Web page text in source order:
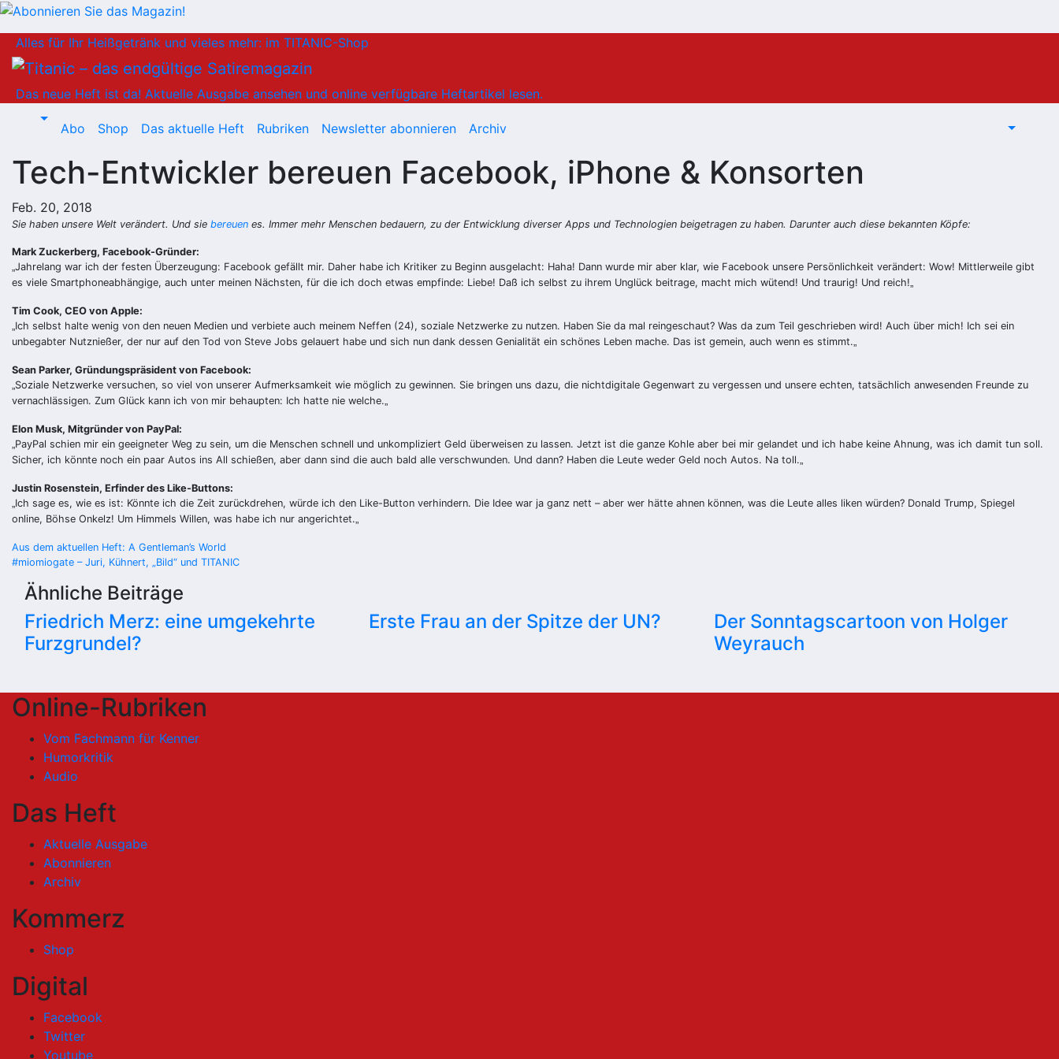
Inhalt
springen
Alles für Ihr Heißgetränk und vieles mehr: im TITANIC-Shop
Das neue Heft ist da! Aktuelle Ausgabe ansehen und online verfügbare Heftartikel lesen.
Abo Shop Das aktuelle Heft Rubriken Newsletter abonnieren Archiv
Tech-Entwickler bereuen Facebook, iPhone & Konsorten
Feb. 20, 2018
Sie haben unsere Welt verändert. Und sie bereuen es. Immer mehr Menschen bedauern, zu der Entwicklung diverser Apps und Technologien beigetragen zu haben. Darunter auch diese bekannten Köpfe:
Mark Zuckerberg, Facebook-Gründer:
„Jahrelang war ich der festen Überzeugung: Facebook gefällt mir. Daher habe ich Kritiker zu Beginn ausgelacht: Haha! Dann wurde mir aber klar, wie Facebook unsere Persönlichkeit verändert: Wow! Mittlerweile gibt
es viele Smartphoneabhängige, auch unter meinen Nächsten, für die ich doch etwas empfinde: Liebe! Daß ich selbst zu ihrem Unglück beitrage, macht mich wütend! Und traurig! Und reich!„
Tim Cook, CEO von Apple:
„Ich selbst halte wenig von den neuen Medien und verbiete auch meinem Neffen (24), soziale Netzwerke zu nutzen. Haben Sie da mal reingeschaut? Was da zum Teil geschrieben wird! Auch über mich! Ich sei ein
unbegabter Nutznießer, der nur auf den Tod von Steve Jobs gelauert habe und sich nun dank dessen Genialität ein schönes Leben mache. Das ist gemein, auch wenn es stimmt.„
Sean Parker, Gründungspräsident von Facebook:
„Soziale Netzwerke versuchen, so viel von unserer Aufmerksamkeit wie möglich zu gewinnen. Sie bringen uns dazu, die nichtdigitale Gegenwart zu vergessen und unsere echten, tatsächlich anwesenden Freunde zu
vernachlässigen. Zum Glück kann ich von mir behaupten: Ich hatte nie welche.„
Elon Musk, Mitgründer von PayPal:
„PayPal schien mir ein geeigneter Weg zu sein, um die Menschen schnell und unkompliziert Geld überweisen zu lassen. Jetzt ist die ganze Kohle aber bei mir gelandet und ich habe keine Ahnung, was ich damit tun soll.
Sicher, ich könnte noch ein paar Autos ins All schießen, aber dann sind die auch bald alle verschwunden. Und dann? Haben die Leute weder Geld noch Autos. Na toll.„
Justin Rosenstein, Erfinder des Like-Buttons:
„Ich sage es, wie es ist: Könnte ich die Zeit zurückdrehen, würde ich den Like-Button verhindern. Die Idee war ja ganz nett – aber wer hätte ahnen können, was die Leute alles liken würden? Donald Trump, Spiegel
online, Böhse Onkelz! Um Himmels Willen, was habe ich nur angerichtet.„
Beitragsnavigation
Aus dem aktuellen Heft: A Gentleman’s World
#miomiogate – Juri, Kühnert, „Bild“ und TITANIC
Ähnliche Beiträge
Friedrich Merz: eine umgekehrte
Furzgrundel?
Erste Frau an der Spitze der UN?
Der Sonntagscartoon von Holger
Weyrauch
Online-Rubriken
Vom Fachmann für Kenner
Humorkritik
Audio
Das Heft
Aktuelle Ausgabe
Abonnieren
Archiv
Kommerz
Shop
Digital
Facebook
Twitter
Youtube